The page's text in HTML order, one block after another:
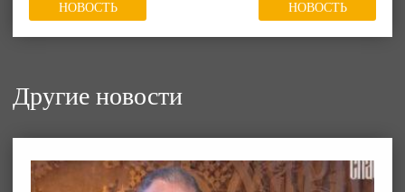
НОВОСТЬ
НОВОСТЬ
Другие новости